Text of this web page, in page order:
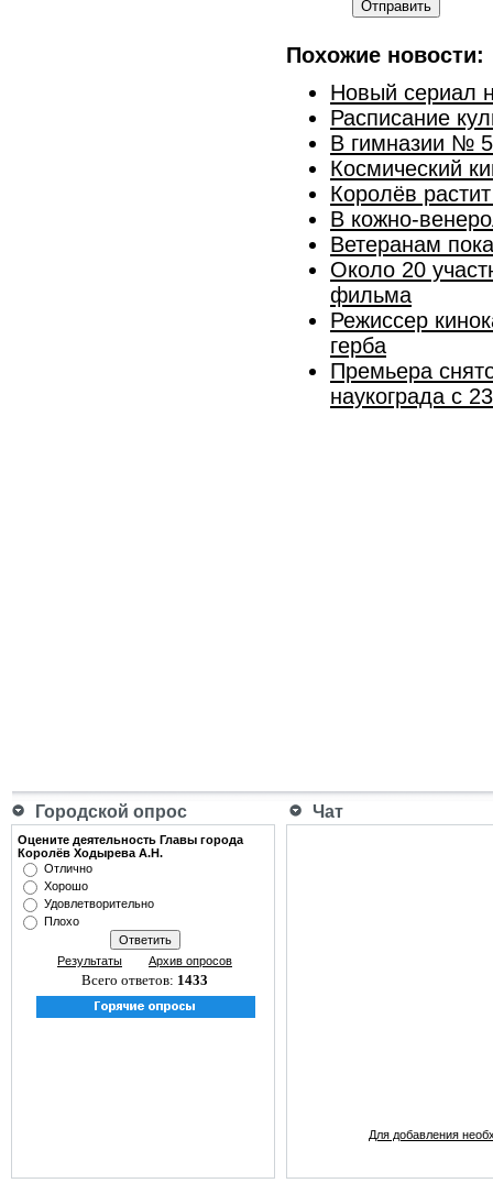
Отправить
Похожие новости:
Новый сериал
Расписание
В гимназии № 5
Космический
Королёв
В кожно-
Ветеранам
Около 20
фильма
Режисcер
герба
Премьера
наукограда с
Городской опрос Чат
Оцените деятельность Главы города
Королёв Ходырева А.Н.
Отлично
Хорошо
Удовлетворительно
Плохо
Результаты Архив опросов
Всего ответов: 1433
Для добавления